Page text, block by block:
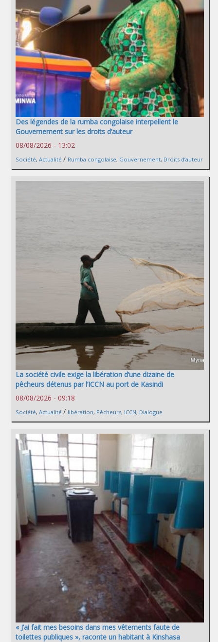
Des légendes de la rumba congolaise interpellent le
Gouvernement sur les droits d’auteur
08/08/2026 - 13:02
Société, Actualité / Rumba congolaise, Gouvernement, Droits d’auteur
La société civile exige la libération d’une dizaine de
pêcheurs détenus par l’ICCN au port de Kasindi
08/08/2026 - 09:18
Société, Actualité / libération, Pêcheurs, ICCN, Dialogue
« J’ai fait mes besoins dans mes vêtements faute de
toilettes publiques », raconte un habitant à Kinshasa